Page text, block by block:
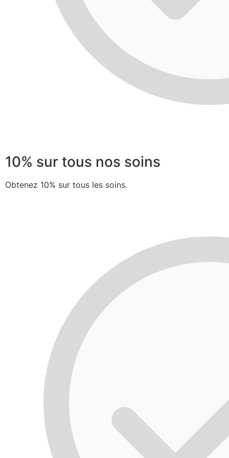
10% sur tous nos soins
Obtenez 10% sur tous les soins.